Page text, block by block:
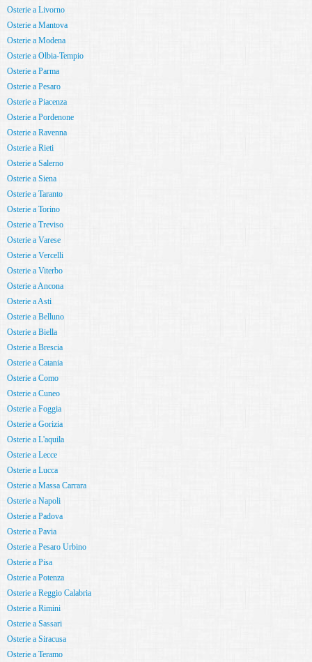
Osterie a Livorno
Osterie a Mantova
Osterie a Modena
Osterie a Olbia-Tempio
Osterie a Parma
Osterie a Pesaro
Osterie a Piacenza
Osterie a Pordenone
Osterie a Ravenna
Osterie a Rieti
Osterie a Salerno
Osterie a Siena
Osterie a Taranto
Osterie a Torino
Osterie a Treviso
Osterie a Varese
Osterie a Vercelli
Osterie a Viterbo
Osterie a Ancona
Osterie a Asti
Osterie a Belluno
Osterie a Biella
Osterie a Brescia
Osterie a Catania
Osterie a Como
Osterie a Cuneo
Osterie a Foggia
Osterie a Gorizia
Osterie a L'aquila
Osterie a Lecce
Osterie a Lucca
Osterie a Massa Carrara
Osterie a Napoli
Osterie a Padova
Osterie a Pavia
Osterie a Pesaro Urbino
Osterie a Pisa
Osterie a Potenza
Osterie a Reggio Calabria
Osterie a Rimini
Osterie a Sassari
Osterie a Siracusa
Osterie a Teramo